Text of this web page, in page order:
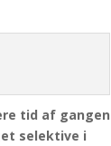
tid af gangen
selektive i